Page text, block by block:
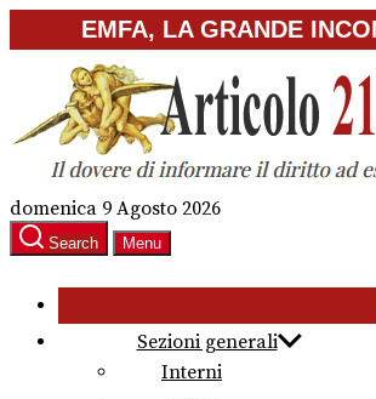
to
content
EMFA, LA GRANDE
domenica 9 Agosto 2026
Search Menu
Sezioni generali
Interni